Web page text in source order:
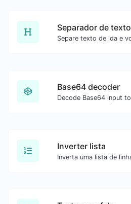
Separador de texto
Base64 decoder
Inverter lista